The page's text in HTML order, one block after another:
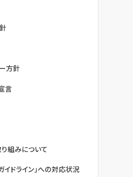
方針
言
組みについて
イドライン」への対応状況